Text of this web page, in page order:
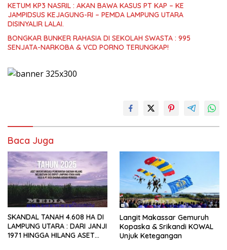
KETUM KP3 NASRIL : AKAN BAWA KASUS PT KAP – KE
JAMPIDSUS KEJAGUNG-RI – PEMDA LAMPUNG UTARA
DISINYALIR LALAI.
BONGKAR BUNKER RAHASIA DI SEKOLAH SWASTA : 995
SENJATA-NARKOBA & VCD PORNO TERUNGKAP!
Baca Juga
SKANDAL TANAH 4.608 HA DI
LAMPUNG UTARA : DARI JANJI
1971 HINGGA HILANG ASET
Langit Makassar Gemuruh
Kopaska & Srikandi KOWAL
Unjuk Ketegangan